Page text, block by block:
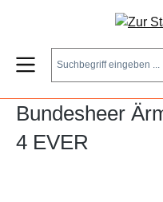
Zum Hauptinhalt springen
Bundesheer
4 EVER